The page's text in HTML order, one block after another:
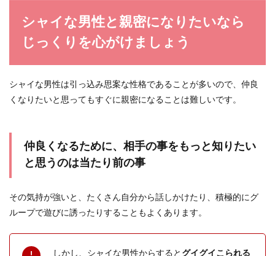
シャイな男性と親密になりたいなら
じっくりを心がけましょう
シャイな男性は引っ込み思案な性格であることが多いので、仲良
くなりたいと思ってもすぐに親密になることは難しいです。
仲良くなるために、相手の事をもっと知りたい
と思うのは当たり前の事
その気持が強いと、たくさん自分から話しかけたり、積極的にグ
ループで遊びに誘ったりすることもよくあります。
しかし、シャイな男性からすると グイグイこられる